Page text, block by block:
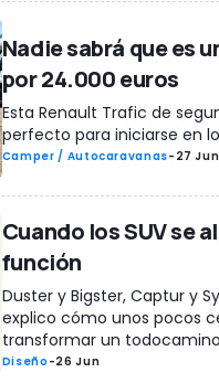
Nadie sabrá que es
por 24.000 euros
Esta Renault Trafic de
perfecto para iniciarse en
Camper / Autocaravanas- 27 Jun
Cuando los SUV se
función
Duster y Bigster, Captur y
explico cómo unos pocos
transformar un
Diseño -26 Jun